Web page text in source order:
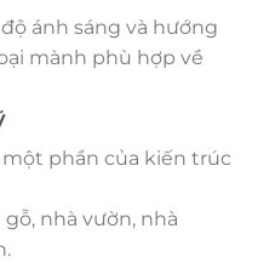
ánh sáng và hướng
mành phù hợp về
phần của kiến trúc
nhà vườn, nhà